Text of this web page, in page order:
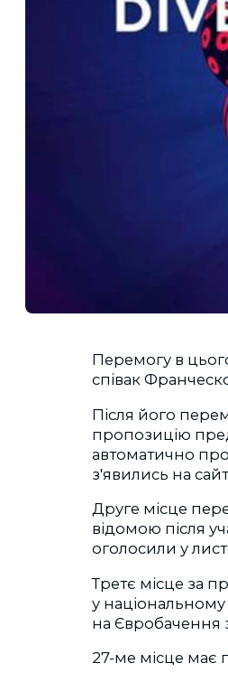
Перемогу в
співак
Після його
пропозицію
автоматично
з'явились на
Друге місце
відомою після
оголосили у
Третє місце за
у національному
на Євробачення
27-ме місце має